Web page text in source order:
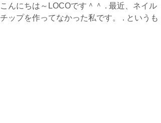
こんにちは～LOCOです＾＾ . 最近、ネイル
チップを作ってなかった私です。 . というも